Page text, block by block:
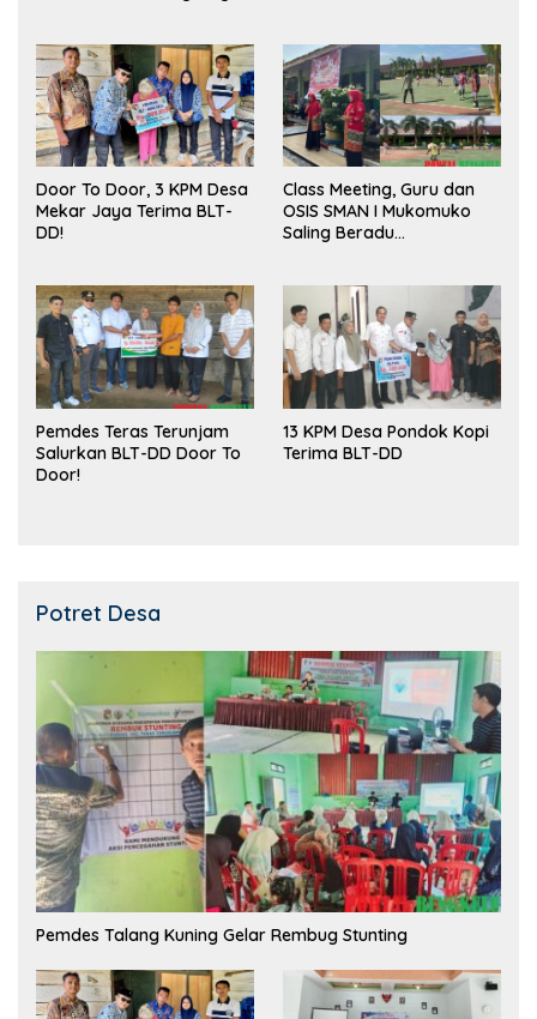
Door To Door, 3 KPM Desa
Mekar Jaya Terima BLT-
DD!
Class Meeting, Guru dan
OSIS SMAN I Mukomuko
Saling Beradu
Pemdes Teras Terunjam
Salurkan BLT-DD Door To
Door!
13 KPM Desa Pondok Kopi
Terima BLT-DD
Potret Desa
Pemdes Talang Kuning Gelar Rembug Stunting